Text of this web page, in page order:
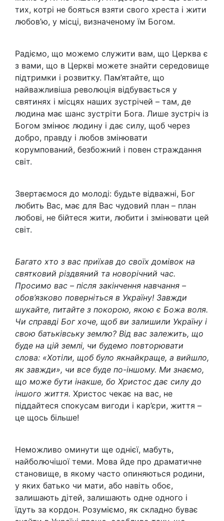
тих, котрі не бояться взяти свого хреста і жити
любов’ю, у місці, визначеному їм Богом.
Радіємо, що можемо служити вам, що Церква є
з вами, що в Церкві можете знайти середовище
підтримки і розвитку. Пам’ятайте, що
найважливіша революція відбувається у
святинях і місцях наших зустрічей – там, де
людина має шанс зустріти Бога. Лише зустріч із
Богом змінює людину і дає силу, щоб через
добро, правду і любов змінювати
корумпований, безбожний і повен страждання
світ.
Звертаємося до молоді: будьте відважні, Бог
любить Вас, має для Вас чудовий план – план
любові, не бійтеся жити, любити і змінювати цей
світ.
Багато хто з вас приїхав до своїх домівок на
святковий різдвяний та новорічний час.
Просимо вас – після закінчення навчання –
обов’язково поверніться в Україну! Завжди
шукайте, питайте з покорою, якою є Божа воля.
Чи справді Бог хоче, щоб ви залишили Україну і
свою батьківську землю? Від вас залежить, що
буде на цій землі, чи будемо повторювати
слова: «Хотіли, щоб було якнайкраще, а вийшло,
як завжди», чи все буде по-іншому. Ми знаємо,
що може бути інакше, бо Христос дає силу до
іншого життя. Христос чекає на вас, не
піддайтеся спокусам вигоди і кар’єри, життя –
це щось більше!
Неможливо оминути ще однієї, мабуть,
найболючішої теми. Мова йде про драматичне
становище, в якому часто опиняються родини,
у яких батько чи мати, або навіть обоє,
залишають дітей, залишають одне одного і
їдуть за кордон. Розуміємо, як складно буває